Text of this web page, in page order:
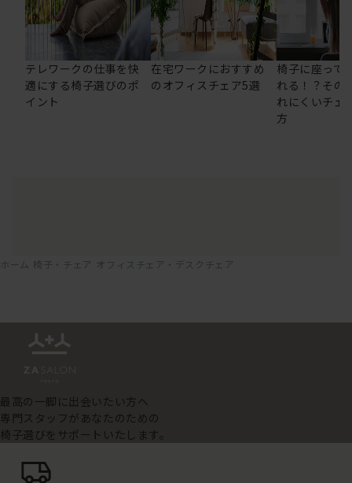
テレワークの仕事を快
適にする椅子選びのポ
イント
在宅ワークにおすすめ
のオフィスチェア5選
椅子に座って
れる！？その
れにくいチェ
方
ホーム 椅子・チェア オフィスチェア・デスクチェア
最高の一脚に出会いたい方へ
専門スタッフがあなたのための
椅子選びをサポートいたします。